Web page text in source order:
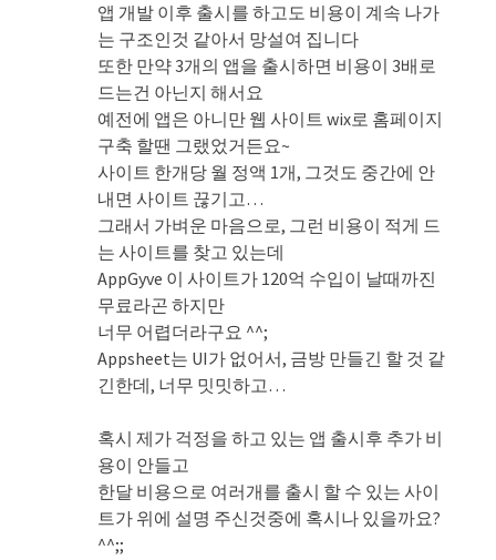
앱 개발 이후 출시를 하고도 비용이 계속 나가
는 구조인것 같아서 망설여 집니다
또한 만약 3개의 앱을 출시하면 비용이 3배로
드는건 아닌지 해서요
예전에 앱은 아니만 웹 사이트 wix로 홈페이지
구축 할땐 그랬었거든요~
사이트 한개당 월 정액 1개, 그것도 중간에 안
내면 사이트 끊기고…
그래서 가벼운 마음으로, 그런 비용이 적게 드
는 사이트를 찾고 있는데
AppGyve 이 사이트가 120억 수입이 날때까진
무료라곤 하지만
너무 어렵더라구요 ^^;
Appsheet는 UI가 없어서, 금방 만들긴 할 것 같
긴한데, 너무 밋밋하고…
혹시 제가 걱정을 하고 있는 앱 출시후 추가 비
용이 안들고
한달 비용으로 여러개를 출시 할 수 있는 사이
트가 위에 설명 주신것중에 혹시나 있을까요?
^^;;